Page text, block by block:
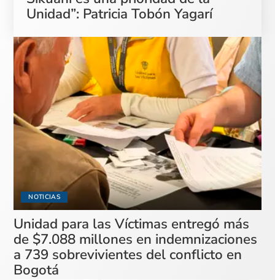
Unidad”: Patricia Tobón Yagarí
NOTICIAS
Unidad para las Víctimas entregó más
de $7.088 millones en indemnizaciones
a 739 sobrevivientes del conflicto en
Bogotá